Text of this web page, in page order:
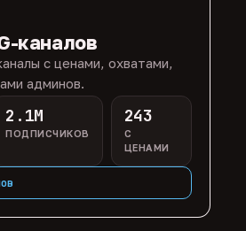
каналов
с ценами, охватами,
админов.
2.1M
ПОДПИСЧИКОВ
243
С
ЦЕНАМИ